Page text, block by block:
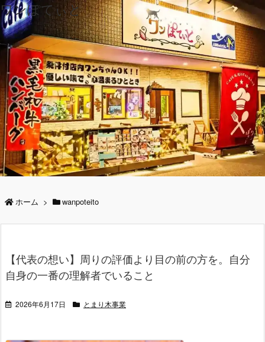
ワンぽてぃと
ホーム > wanpoteito
【代表の想い】周りの評価より目の前の方を。自分
自身の一番の理解者でいること
2026年6月17日 とまり木事業